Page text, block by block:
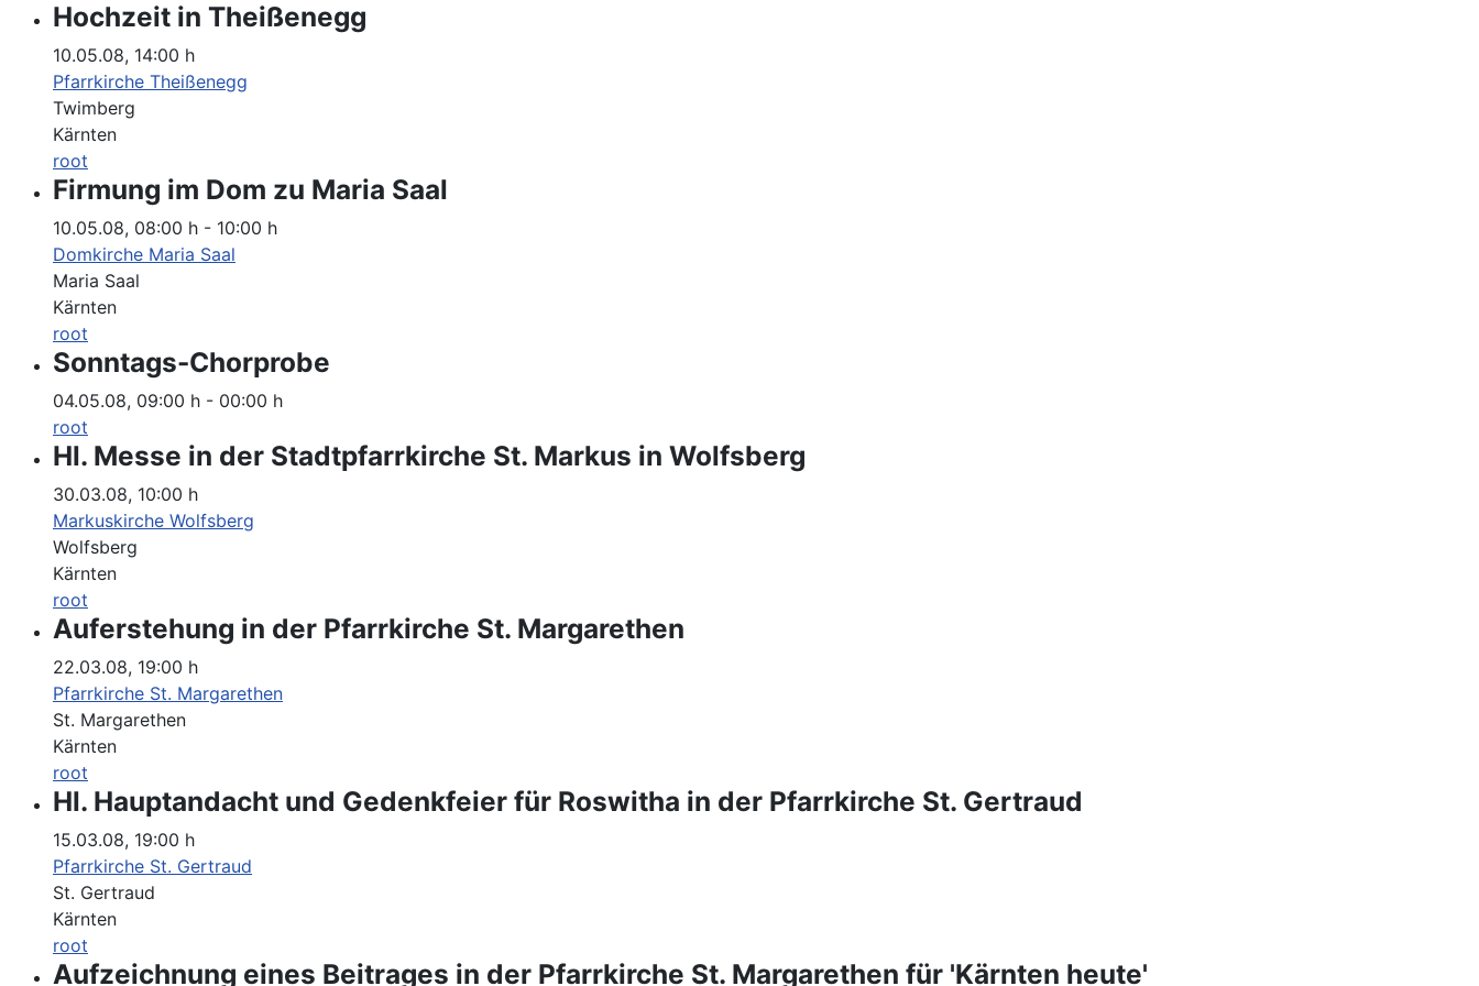
Hochzeit in Theißenegg
10.05.08, 14:00 h
Pfarrkirche Theißenegg
Twimberg
Kärnten
root
Firmung im Dom zu Maria Saal
10.05.08, 08:00 h - 10:00 h
Domkirche Maria Saal
Maria Saal
Kärnten
root
Sonntags-Chorprobe
04.05.08, 09:00 h - 00:00 h
root
Hl. Messe in der Stadtpfarrkirche St. Markus in Wolfsberg
30.03.08, 10:00 h
Markuskirche Wolfsberg
Wolfsberg
Kärnten
root
Auferstehung in der Pfarrkirche St. Margarethen
22.03.08, 19:00 h
Pfarrkirche St. Margarethen
St. Margarethen
Kärnten
root
Hl. Hauptandacht und Gedenkfeier für Roswitha in der Pfarrkirche St. Gertraud
15.03.08, 19:00 h
Pfarrkirche St. Gertraud
St. Gertraud
Kärnten
root
Aufzeichnung eines Beitrages in der Pfarrkirche St. Margarethen für 'Kärnten heute'